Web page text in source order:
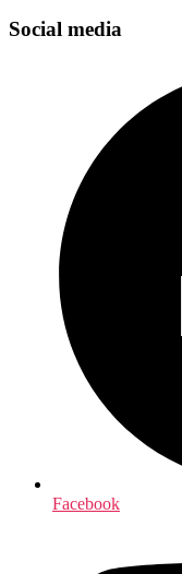
Social media
Facebook